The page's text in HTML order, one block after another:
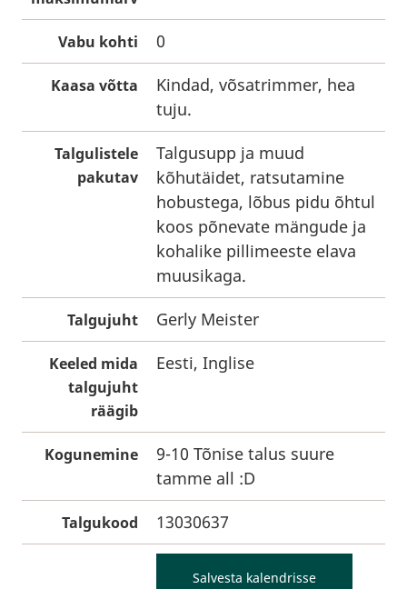
Vabu kohti 0
Kaasa võtta
Kindad, võsatrimmer, hea
tuju.
Talgulistele
pakutav
Talgusupp ja muud
kõhutäidet, ratsutamine
hobustega, lõbus pidu õhtul
koos põnevate mängude ja
kohalike pillimeeste elava
muusikaga.
Talgujuht Gerly Meister
Keeled mida
talgujuht
räägib
Eesti, Inglise
Kogunemine
9-10 Tõnise talus suure
tamme all :D
Talgukood 13030637
Salvesta kalendrisse